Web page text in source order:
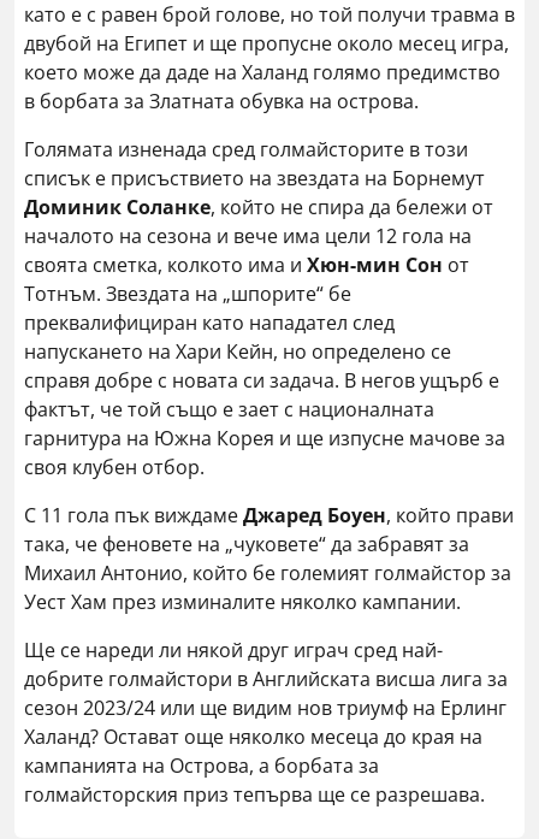
като е с равен брой голове, но той получи травма в
двубой на Египет и ще пропусне около месец игра,
което може да даде на Халанд голямо предимство
в борбата за Златната обувка на острова.
Голямата изненада сред голмайсторите в този
списък е присъствието на звездата на Борнемут
Доминик Соланке, който не спира да бележи от
началото на сезона и вече има цели 12 гола на
своята сметка, колкото има и Хюн-мин Сон от
Тотнъм. Звездата на „шпорите“ бе
преквалифициран като нападател след
напускането на Хари Кейн, но определено се
справя добре с новата си задача. В негов ущърб е
фактът, че той също е зает с националната
гарнитура на Южна Корея и ще изпусне мачове за
своя клубен отбор.
С 11 гола пък виждамеДжаред Боуен, който прави
така, че феновете на „чуковете“ да забравят за
Михаил Антонио, който бе големият голмайстор за
Уест Хам през изминалите няколко кампании.
Ще се нареди ли някой друг играч сред най-
добрите голмайстори в Английската висша лига за
сезон 2023/24 или ще видим нов триумф на Ерлинг
Халанд? Остават още няколко месеца до края на
кампанията на Острова, а борбата за
голмайсторския приз тепърва ще се разрешава.